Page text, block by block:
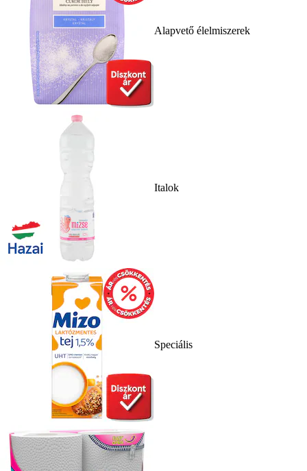
Alapvető élelmiszerek
Italok
Speciális